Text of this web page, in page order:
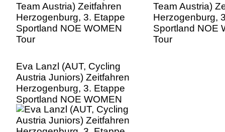
Eva Lanzl (AUT, Cycling
Austria Juniors) Zeitfahren
Herzogenburg, 3. Etappe
Sportland NOE WOMEN
Tour